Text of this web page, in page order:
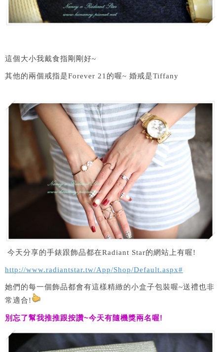
這個大小我戴食指剛剛好~
其他的兩個戒指是Forever 21的喔~ 婚戒是Tiffany
今天分享的手錶跟飾品都在Radiant Star的網站上有喔!
http://www.radiantstar.tw/App/Shop/Default.aspx#
她們的每一個飾品都會有這樣精緻的小盒子包裝喔~送禮也非
常適合!
別忘了幫我推推跟按讚~今天有隨機獎兩名喔!